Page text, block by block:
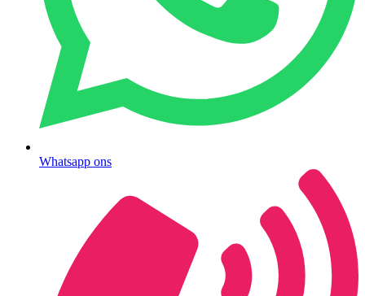
Whatsapp ons